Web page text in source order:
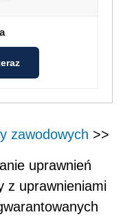
zawodowych >>
uprawnień
z uprawnieniami